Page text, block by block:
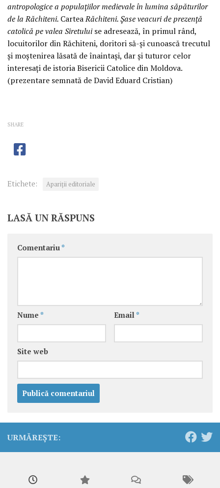
antropologice a populațiilor medievale în lumina săpăturilor
de la Răchiteni. CarteaRăchiteni. Șase veacuri de prezență
catolică pe valea Siretuluise adresează, în primul rând,
locuitorilor din Răchiteni, doritori să-și cunoască trecutul
și moștenirea lăsată de înaintași, dar și tuturor celor
interesați de istoria Bisericii Catolice din Moldova.
(prezentare semnată de David Eduard Cristian)
SHARE
Etichete: Apariţii editoriale
LASĂ UN RĂSPUNS
Comentariu *
Nume * Email *
Site web
URMĂREȘTE: